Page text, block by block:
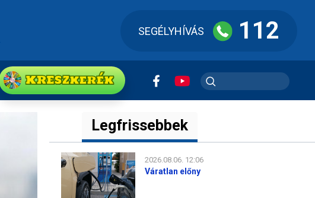
SEGÉLYHÍVÁS 112
KRESZkerék
Legfrissebbek
2026.08.06. 12:06
Váratlan előny